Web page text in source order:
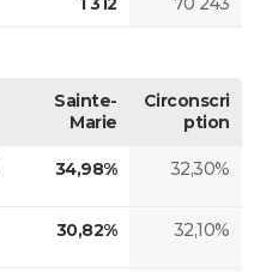
Sainte-
Marie
Circonscri
ption
34,98% 32,30%
30,82% 32,10%